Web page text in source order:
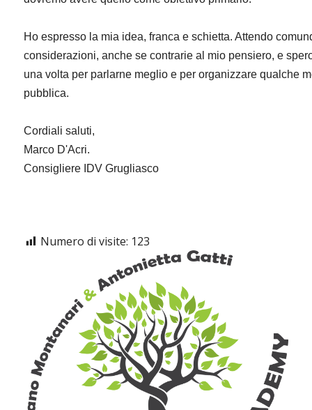
Ho espresso la mia idea, franca e schietta. Attendo
considerazioni, anche se contrarie al mio pensiero, e
una volta per parlarne meglio e per organizzare qualche
pubblica.
Cordiali saluti,
Marco D'Acri.
Consigliere IDV Grugliasco
Numero di visite: 123